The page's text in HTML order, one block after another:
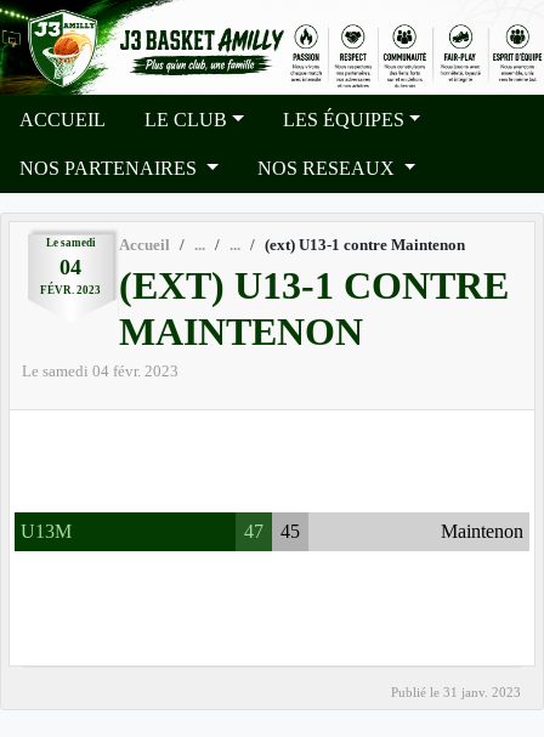
ACCUEIL LE CLUB LES ÉQUIPES
NOS PARTENAIRES NOS RESEAUX
Le samedi
04
FÉVR. 2023
Accueil (ext) U13-1 contre Maintenon
(EXT) U13-1 CONTRE
MAINTENON
Le samedi 04 févr. 2023
U13M 47 45 Maintenon
Publié le 31 janv. 2023
Panneau de gestion des cookies